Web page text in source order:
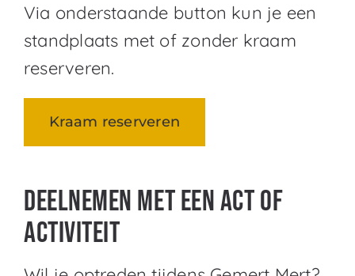
Via onderstaande button kun je een
standplaats met of zonder kraam
reserveren.
Kraam reserveren
Deelnemen met een act of
activiteit